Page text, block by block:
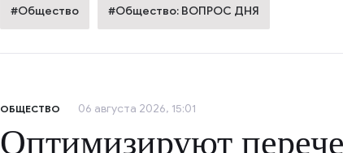
#Общество #Общество: ВОПРОС ДНЯ
ОБЩЕСТВО 06 августа 2026, 15:01
Оптимизируют